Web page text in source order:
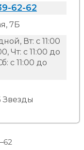
62-62
7Б
Вт: с 11:00
Чт: с 11:00 до
с 11:00 до